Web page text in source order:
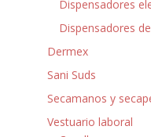
Dispensadores
Dispensadores
Dermex
Sani Suds
Secamanos y
Vestuario laboral